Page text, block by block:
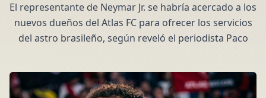
El representante de Neymar Jr. se habría acercado a los
nuevos dueños del Atlas FC para ofrecer los servicios
del astro brasileño, según reveló el periodista Paco